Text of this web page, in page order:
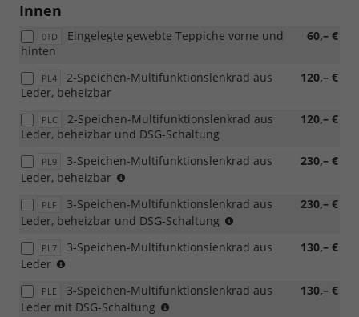
mit
nur
Combi)
Innen
0TD 60,– €
Eingelegte gewebte Teppiche vorne und
hinten
PL4 120,– €
2-Speichen-Multifunktionslenkrad aus
Leder, beheizbar
PLC 120,– €
2-Speichen-Multifunktionslenkrad aus
Leder, beheizbar und DSG-Schaltung
PL9 230,– €
3-Speichen-Multifunktionslenkrad aus
Leder, beheizbar
PWM/PWN
möglich,
mit
möglich)
PLF 230,– €
3-Speichen-Multifunktionslenkrad aus
Leder, beheizbar und DSG-Schaltung
PWM/PWN
mit
PL7 130,– €
3-Speichen-Multifunktionslenkrad aus
Leder
Loft
kombinierbar)
PLE 130,– €
3-Speichen-Multifunktionslenkrad aus
Leder mit DSG-Schaltung